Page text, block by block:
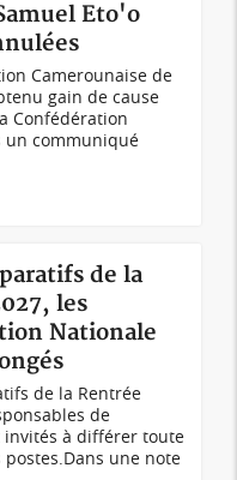
Eto'o
Camerounaise de
gain de cause
Confédération
un communiqué
de la
les
Nationale
de la Rentrée
de
invités à différer toute
une note